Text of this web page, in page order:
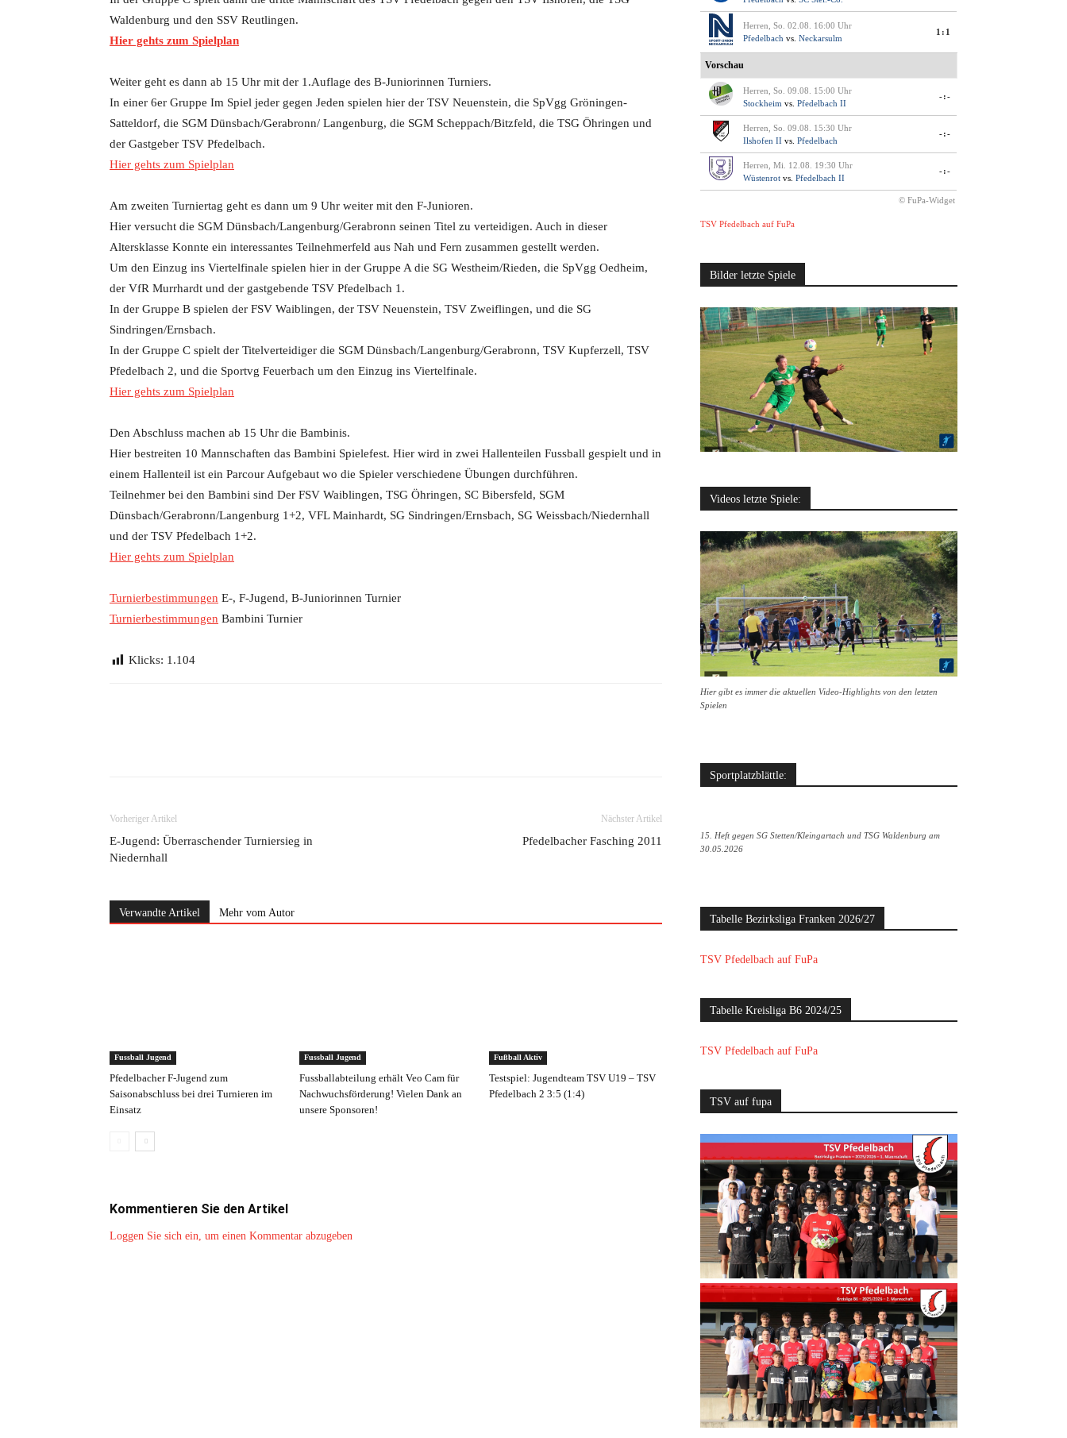
Waldenburg und den SSV Reutlingen.
Hier gehts zum Spielplan
Weiter geht es dann ab 15 Uhr mit der 1.Auflage des B-Juniorinnen Turniers.
In einer 6er Gruppe Im Spiel jeder gegen Jeden spielen hier der TSV Neuenstein, die SpVgg Gröningen-
Satteldorf, die SGM Dünsbach/Gerabronn/ Langenburg, die SGM Scheppach/Bitzfeld, die TSG Öhringen und
der Gastgeber TSV Pfedelbach.
Hier gehts zum Spielplan
Am zweiten Turniertag geht es dann um 9 Uhr weiter mit den F-Junioren.
Hier versucht die SGM Dünsbach/Langenburg/Gerabronn seinen Titel zu verteidigen. Auch in dieser
Altersklasse Konnte ein interessantes Teilnehmerfeld aus Nah und Fern zusammen gestellt werden.
Um den Einzug ins Viertelfinale spielen hier in der Gruppe A die SG Westheim/Rieden, die SpVgg Oedheim,
der VfR Murrhardt und der gastgebende TSV Pfedelbach 1.
In der Gruppe B spielen der FSV Waiblingen, der TSV Neuenstein, TSV Zweiflingen, und die SG
Sindringen/Ernsbach.
In der Gruppe C spielt der Titelverteidiger die SGM Dünsbach/Langenburg/Gerabronn, TSV Kupferzell, TSV
Pfedelbach 2, und die Sportvg Feuerbach um den Einzug ins Viertelfinale.
Hier gehts zum Spielplan
Den Abschluss machen ab 15 Uhr die Bambinis.
Hier bestreiten 10 Mannschaften das Bambini Spielefest. Hier wird in zwei Hallenteilen Fussball gespielt und in
einem Hallenteil ist ein Parcour Aufgebaut wo die Spieler verschiedene Übungen durchführen.
Teilnehmer bei den Bambini sind Der FSV Waiblingen, TSG Öhringen, SC Bibersfeld, SGM
Dünsbach/Gerabronn/Langenburg 1+2, VFL Mainhardt, SG Sindringen/Ernsbach, SG Weissbach/Niedernhall
und der TSV Pfedelbach 1+2.
Hier gehts zum Spielplan
Turnierbestimmungen E-, F-Jugend, B-Juniorinnen Turnier
Turnierbestimmungen Bambini Turnier
Klicks: 1.104
Vorheriger Artikel
E-Jugend: Überraschender Turniersieg in
Niedernhall
Nächster Artikel
Pfedelbacher Fasching 2011
Verwandte Artikel Mehr vom Autor
Fussball Jugend
Pfedelbacher F-Jugend zum
Saisonabschluss bei drei Turnieren im
Einsatz
Fussball Jugend
Fussballabteilung erhält Veo Cam für
Nachwuchsförderung! Vielen Dank an
unsere Sponsoren!
Fußball Aktiv
Testspiel: Jugendteam TSV U19 – TSV
Pfedelbach 2 3:5 (1:4)
Kommentieren Sie den Artikel
Loggen Sie sich ein, um einen Kommentar abzugeben
Herren, So. 02.08. 16:00 Uhr
Pfedelbach vs. Neckarsulm
1:1
Vorschau
Herren, So. 09.08. 15:00 Uhr
Stockheim vs. Pfedelbach II
-:-
Herren, So. 09.08. 15:30 Uhr
Ilshofen II vs. Pfedelbach
-:-
Herren, Mi. 12.08. 19:30 Uhr
Wüstenrot vs. Pfedelbach II
-:-
© FuPa-Widget
TSV Pfedelbach auf FuPa
Bilder letzte Spiele
Videos letzte Spiele:
Hier gibt es immer die aktuellen Video-Highlights von den letzten
Spielen
Sportplatzblättle:
15. Heft gegen SG Stetten/Kleingartach und TSG Waldenburg am
30.05.2026
Tabelle Bezirksliga Franken 2026/27
TSV Pfedelbach auf FuPa
Tabelle Kreisliga B6 2024/25
TSV Pfedelbach auf FuPa
TSV auf fupa